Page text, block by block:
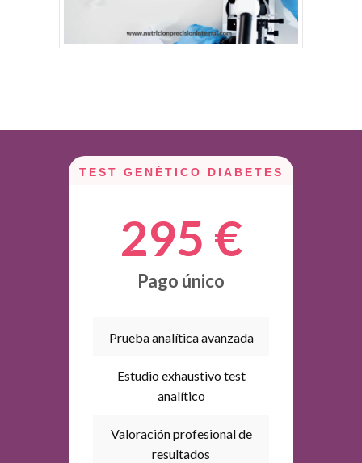
TEST GENÉTICO DIABETES
295 €
Pago único
Prueba analítica avanzada
Estudio exhaustivo test
analítico
Valoración profesional de
resultados